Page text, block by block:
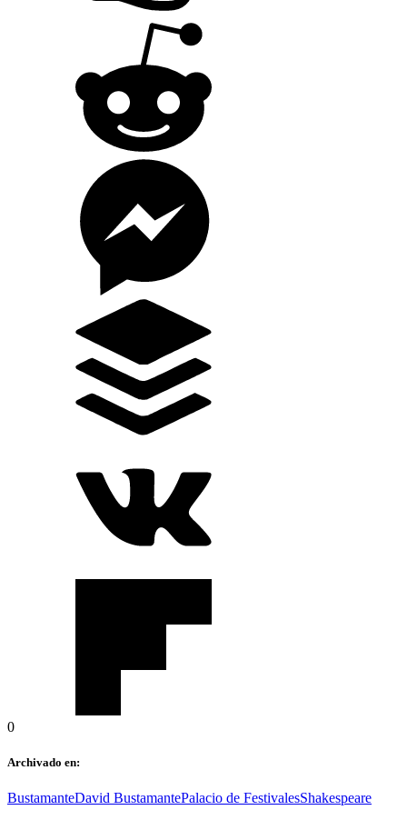
0
Archivado en:
BustamanteDavid BustamantePalacio de FestivalesShakespeare